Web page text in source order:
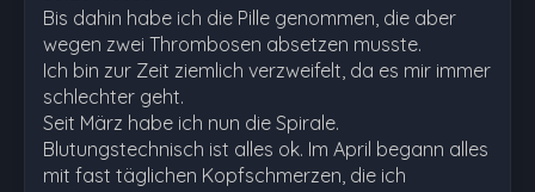
Bis dahin habe ich die Pille genommen, die aber
wegen zwei Thrombosen absetzen musste.
Ich bin zur Zeit ziemlich verzweifelt, da es mir immer
schlechter geht.
Seit März habe ich nun die Spirale.
Blutungstechnisch ist alles ok. Im April begann alles
mit fast täglichen Kopfschmerzen, die ich